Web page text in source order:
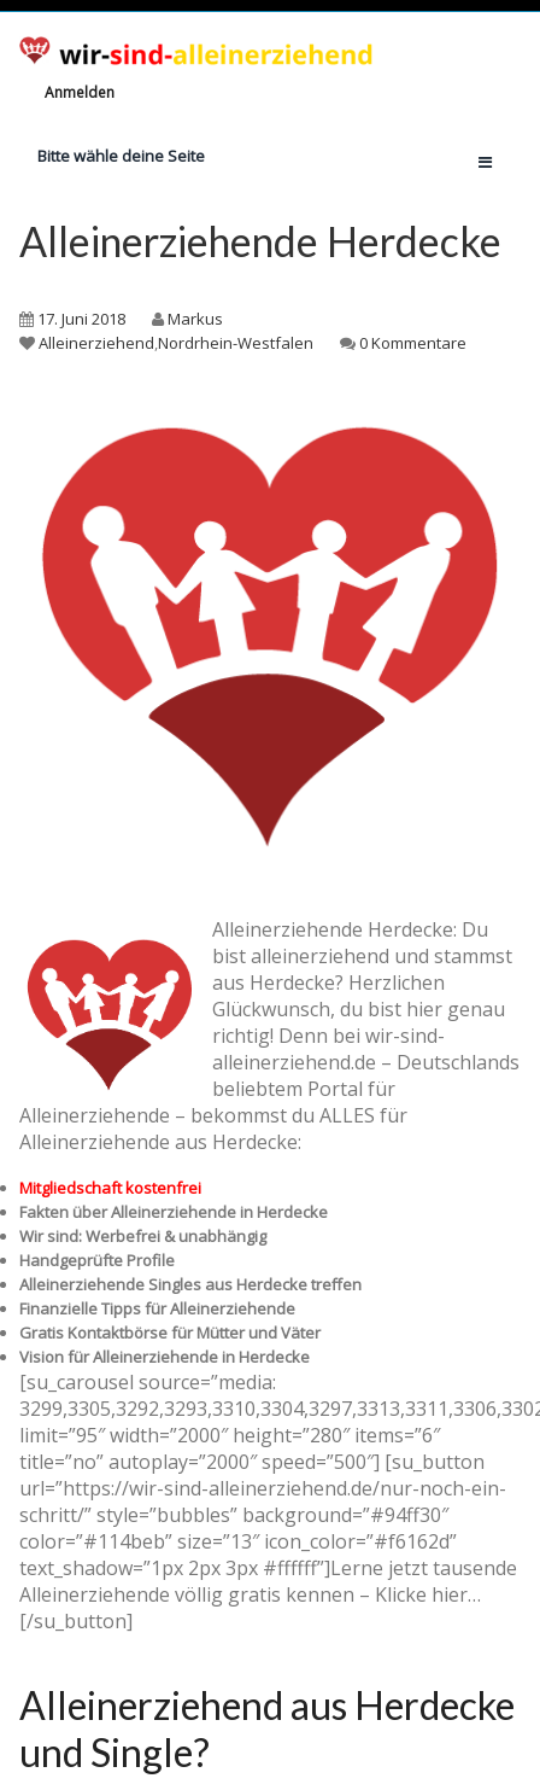
Anmelden
Bitte wähle deine Seite
Jetzt registrieren!
Anzahl Alleinerziehende
Wissen
Rechte
Alleinerziehende Herdecke
17. Juni 2018
Markus
Alleinerziehend,Nordrhein-Westfalen 0 Kommentare
Alleinerziehende Herdecke: Du
bist alleinerziehend und stammst
aus Herdecke? Herzlichen
Glückwunsch, du bist hier genau
richtig! Denn bei wir-sind-
alleinerziehend.de – Deutschlands
beliebtem Portal für
Alleinerziehende – bekommst du ALLES für
Alleinerziehende aus Herdecke:
Mitgliedschaft kostenfrei
Fakten über Alleinerziehende in Herdecke
Wir sind: Werbefrei & unabhängig
Handgeprüfte Profile
Alleinerziehende Singles aus Herdecke treffen
Finanzielle Tipps für Alleinerziehende
Gratis Kontaktbörse für Mütter und Väter
Vision für Alleinerziehende in Herdecke
[su_carousel source=”media:
limit=”95″ width=”2000″ height=”280″ items=”6″
title=”no” autoplay=”2000″ speed=”500″] [su_button
url=”https://wir-sind-alleinerziehend.de/nur-noch-ein-
schritt/” style=”bubbles” background=”#94ff30″
color=”#114beb” size=”13″ icon_color=”#f6162d”
text_shadow=”1px 2px 3px #ffffff”]Lerne jetzt tausende
Alleinerziehende völlig gratis kennen – Klicke hier…
[/su_button]
Alleinerziehend aus Herdecke
und Single?